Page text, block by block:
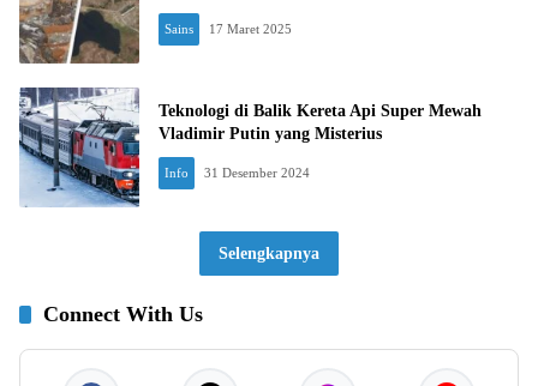
Sains 17 Maret 2025
Teknologi di Balik Kereta Api Super Mewah
Vladimir Putin yang Misterius
Info 31 Desember 2024
Selengkapnya
Connect With Us